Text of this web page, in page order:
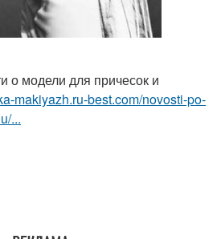
о модели для причесок и
makiyazh.ru-best.com/novosti-po-
...